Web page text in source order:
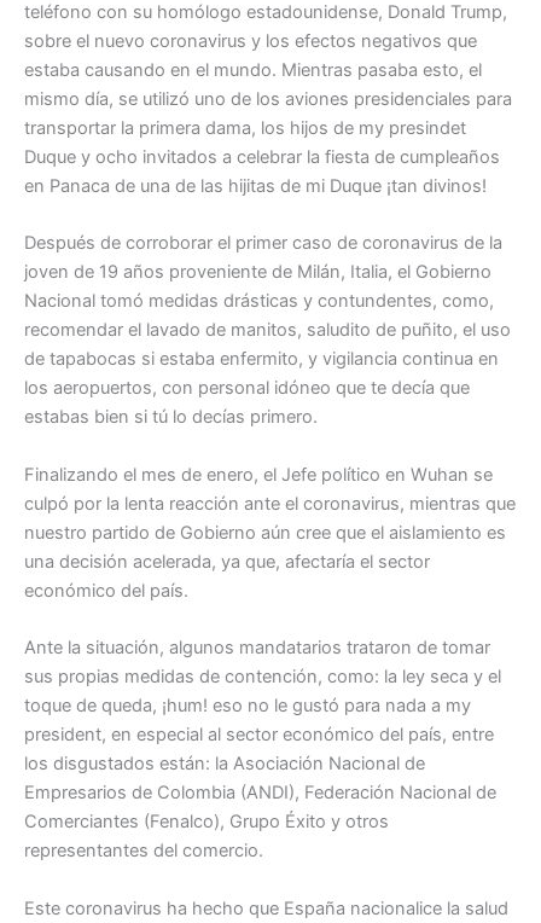
teléfono con su homólogo estadounidense, Donald Trump,
sobre el nuevo coronavirus y los efectos negativos que
estaba causando en el mundo. Mientras pasaba esto, el
mismo día, se utilizó uno de los aviones presidenciales para
transportar la primera dama, los hijos de my presindet
Duque y ocho invitados a celebrar la fiesta de cumpleaños
en Panaca de una de las hijitas de mi Duque ¡tan divinos!
Después de corroborar el primer caso de coronavirus de la
joven de 19 años proveniente de Milán, Italia, el Gobierno
Nacional tomó medidas drásticas y contundentes, como,
recomendar el lavado de manitos, saludito de puñito, el uso
de tapabocas si estaba enfermito, y vigilancia continua en
los aeropuertos, con personal idóneo que te decía que
estabas bien si tú lo decías primero.
Finalizando el mes de enero, el Jefe político en Wuhan se
culpó por la lenta reacción ante el coronavirus, mientras que
nuestro partido de Gobierno aún cree que el aislamiento es
una decisión acelerada, ya que, afectaría el sector
económico del país.
Ante la situación, algunos mandatarios trataron de tomar
sus propias medidas de contención, como: la ley seca y el
toque de queda, ¡hum! eso no le gustó para nada a my
president, en especial al sector económico del país, entre
los disgustados están: la Asociación Nacional de
Empresarios de Colombia (ANDI), Federación Nacional de
Comerciantes (Fenalco), Grupo Éxito y otros
representantes del comercio.
Este coronavirus ha hecho que España nacionalice la salud